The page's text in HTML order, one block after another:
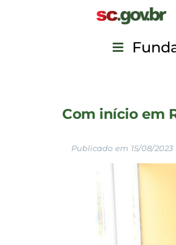
Com início em
Publicado em 15/08/2023